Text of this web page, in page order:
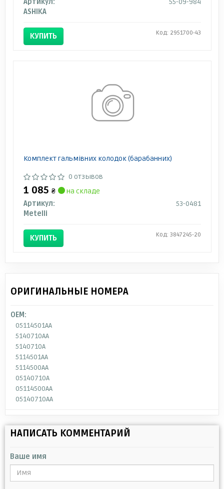
ASHIKA
КУПИТЬ Код: 2951700-43
Комплект гальмівних колодок (барабанних)
0 отзывов
1 085 ₴
на складе
Артикул:
53-0481
Metelli
КУПИТЬ Код: 3847245-20
ОРИГИНАЛЬНЫЕ НОМЕРА
OEM:
05114501AA
5140710AA
5140710A
5114501AA
5114500AA
05140710A
05114500AA
05140710AA
НАПИСАТЬ КОММЕНТАРИЙ
Ваше имя